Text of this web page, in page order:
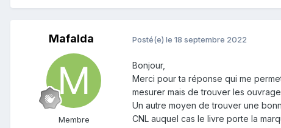
Mafalda
Membre
Posté(e) le 18 septembre 2022
Bonjour,
Merci pour ta réponse qui me
mesurer mais de trouver les
Un autre moyen de trouver une
CNL auquel cas le livre porte la